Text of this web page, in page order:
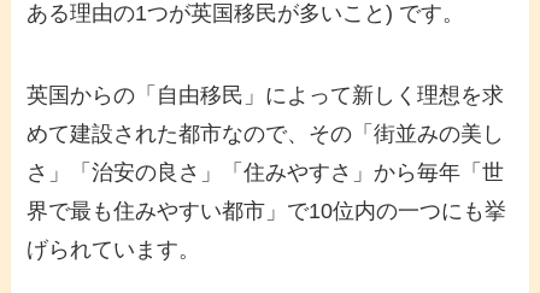
ある理由の1つが英国移民が多いこと) です。
英国からの「自由移民」によって新しく理想を求
めて建設された都市なので、その「街並みの美し
さ」「治安の良さ」「住みやすさ」から毎年「世
界で最も住みやすい都市」で10位内の一つにも挙
げられています。